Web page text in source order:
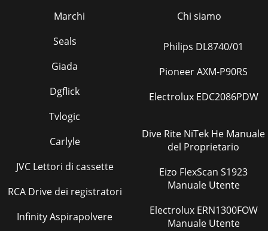
Marchi
Chi siamo
Seals
Giada
Dgflick
Tvlogic
Carlyle
JVC Lettori di cassette
RCA Drive dei registratori
Infinity Aspirapolvere
Philips DL8740/01
Pioneer AXM-P90RS
Electrolux EDC2086PDW
Dive Rite NiTek He Manuale
del Proprietario
Eizo FlexScan S1923
Manuale Utente
Electrolux ERN1300FOW
Manuale Utente